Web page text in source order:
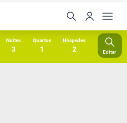
Noites
3
Quartos
1
Hóspedes
2 Editar